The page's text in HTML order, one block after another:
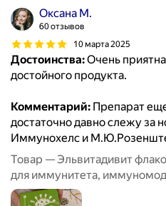
Оксана М.
60 отзывов
10 марта 2025
Достоинства:Очень
достойного продукта.
Комментарий: Препарат
достаточно давно слежу за
Иммунохелс и
Товар — Эльвитадивит
для иммунитета,